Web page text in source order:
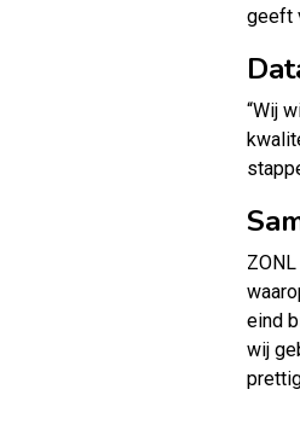
geeft
“Wij
eind
wij